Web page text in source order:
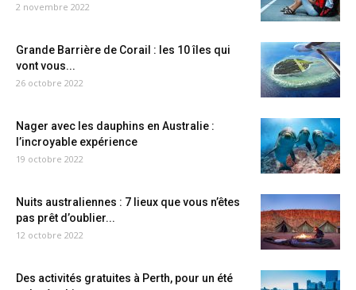
2 novembre 2022
Grande Barrière de Corail : les 10 îles qui
vont vous...
26 octobre 2022
Nager avec les dauphins en Australie :
l’incroyable expérience
19 octobre 2022
Nuits australiennes : 7 lieux que vous n’êtes
pas prêt d’oublier...
12 octobre 2022
Des activités gratuites à Perth, pour un été